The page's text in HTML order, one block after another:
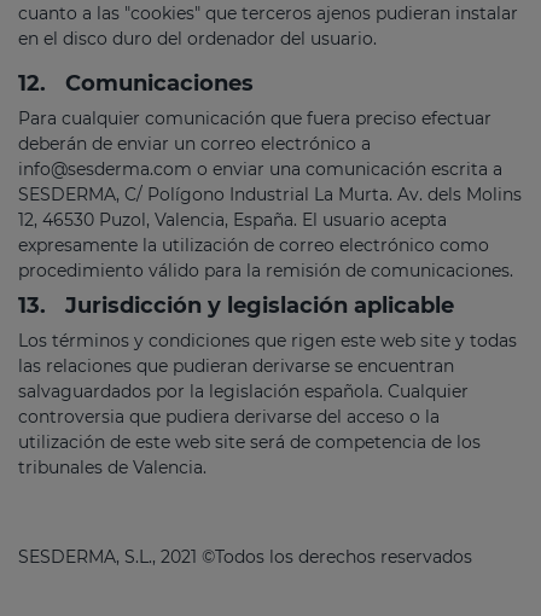
cuanto a las "cookies" que terceros ajenos pudieran instalar
en el disco duro del ordenador del usuario.
12. Comunicaciones
Para cualquier comunicación que fuera preciso efectuar
deberán de enviar un correo electrónico a
info@sesderma.com o enviar una comunicación escrita a
SESDERMA, C/ Polígono Industrial La Murta. Av. dels Molins
12, 46530 Puzol, Valencia, España. El usuario acepta
expresamente la utilización de correo electrónico como
procedimiento válido para la remisión de comunicaciones.
13. Jurisdicción y legislación aplicable
Los términos y condiciones que rigen este web site y todas
las relaciones que pudieran derivarse se encuentran
salvaguardados por la legislación española. Cualquier
controversia que pudiera derivarse del acceso o la
utilización de este web site será de competencia de los
tribunales de Valencia.
SESDERMA, S.L., 2021 ©Todos los derechos reservados